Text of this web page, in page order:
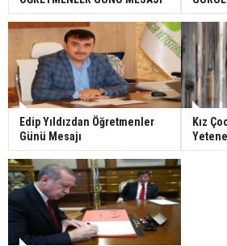
Edip Yıldızdan Öğretmenler
Günü Mesajı
Kız